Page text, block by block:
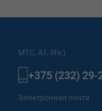
МТС, A1, life:)
+375 (232) 29-
Электронная почта